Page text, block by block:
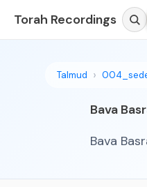
Torah Recordings
Talmud
Bava
Bava